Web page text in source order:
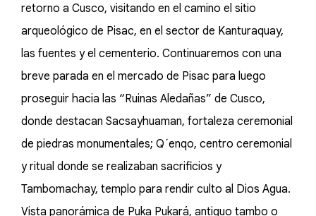
retorno a Cusco, visitando en el camino el sitio
arqueológico de Pisac, en el sector de Kanturaquay,
las fuentes y el cementerio. Continuaremos con una
breve parada en el mercado de Pisac para luego
proseguir hacia las “Ruinas Aledañas” de Cusco,
donde destacan Sacsayhuaman, fortaleza ceremonial
de piedras monumentales; Q´enqo, centro ceremonial
y ritual donde se realizaban sacrificios y
Tambomachay, templo para rendir culto al Dios Agua.
Vista panorámica de Puka Pukará, antiguo tambo o